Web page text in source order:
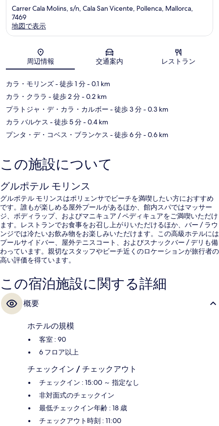
Carrer Cala Molins, s/n, Cala San Vicente, Pollenca, Mallorca,
7469
地図で表示
周辺情報 交通案内 レストラン
カラ・モリンズ- 徒歩 1 分- 0.1 km
カラ・クララ - 徒歩 2 分- 0.2 km
プラトジャ・デ・カラ・カルボー - 徒歩 3 分- 0.3 km
カラ バルケス - 徒歩 5 分- 0.4 km
プンタ・デ・コベス・ブランケス - 徒歩 6 分- 0.6 km
この施設について
グルポテル モリンス
グルポテル モリンスはポリェンサでビーチを満喫したい方におすすめ
です。誰もが楽しめる屋外プールがあるほか、館内スパではマッサー
ジ、ボディラップ、およびマニキュア / ペディキュアをご満喫いただけ
ます。レストランでお食事をお召し上がりいただけるほか、バー / ラウ
ンジでは冷たいお飲み物をお楽しみいただけます。この高級ホテルには
プールサイドバー、屋外テニスコート、およびスナックバー / デリも備
わっています。親切なスタッフやビーチ近くのロケーションが旅行者の
高い評価を得ています。
この宿泊施設に関する詳細
概要
ホテルの規模
客室 : 90
6 フロア以上
チェックイン / チェックアウト
チェックイン : 15:00 ～ 指定なし
非対面式のチェックイン
最低チェックイン年齢 : 18 歳
チェックアウト時刻 : 11:00